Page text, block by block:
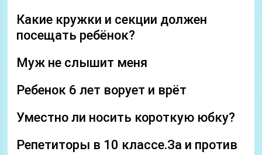
Какие кружки и секции должен
посещать ребёнок?
Муж не слышит меня
Ребенок 6 лет ворует и врёт
Уместно ли носить короткую юбку?
Репетиторы в 10 классе.За и против